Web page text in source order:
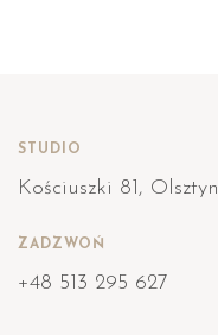
STUDIO
Kościuszki 81, Olsztyn
ZADZWOŃ
+48 513 295 627